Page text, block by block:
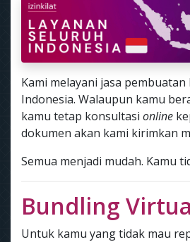
Kami melayani jasa
Indonesia. Walaupun kamu
kamu tetap konsultasi online
dokumen akan kami kirimkan
Semua menjadi mudah. Kamu
Bundling
Untuk kamu yang tidak mau